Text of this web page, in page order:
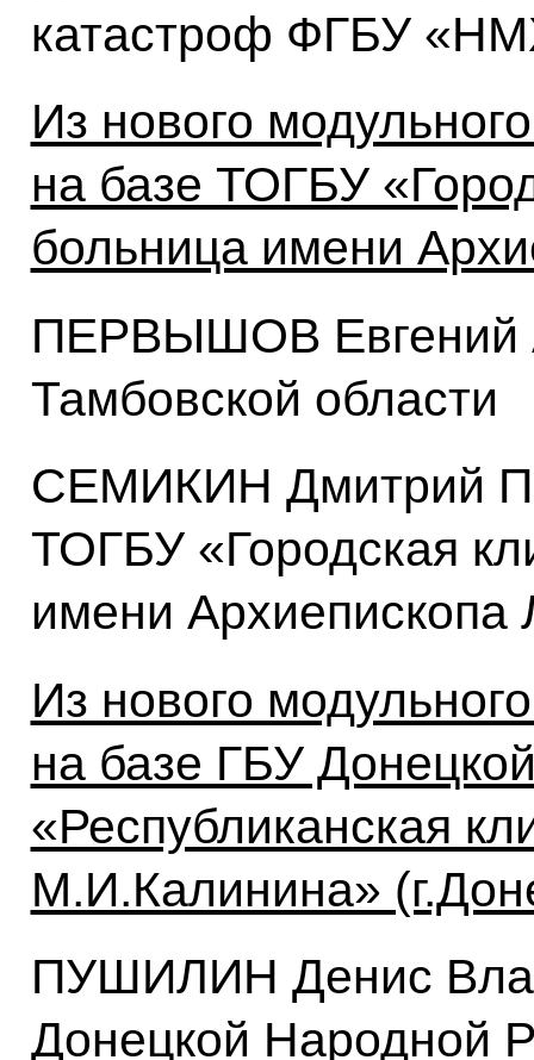
катастроф ФГБУ
Из нового
на базе ТОГБУ
больница имени
ПЕРВЫШОВ Евгений
Тамбовской области
СЕМИКИН Дмитрий
ТОГБУ «Городская
имени Архиепископа
Из нового
на базе ГБУ
«Республиканская
М.И.Калинина»
ПУШИЛИН Денис
Донецкой Народной